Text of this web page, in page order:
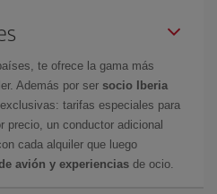
te ofrece la gama más
Además por ser socio Iberia
tarifas especiales para
precio, un conductor adicional
cada alquiler que luego
avión y experiencias de ocio.